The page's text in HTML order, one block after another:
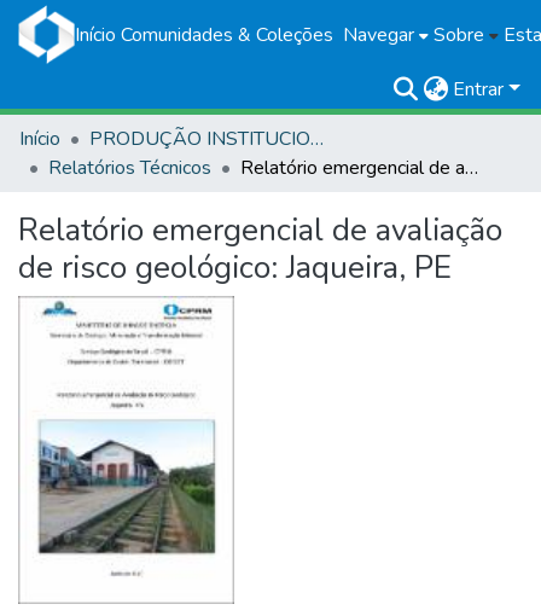
Início Comunidades & Coleções Navegar Sobre
Entrar
Início
PRODUÇÃO INSTITUCIONAL
Relatórios Técnicos
Relatório emergencial de avaliação de risco geológico: Jaqueira, PE
Relatório emergencial de avaliação
de risco geológico: Jaqueira, PE